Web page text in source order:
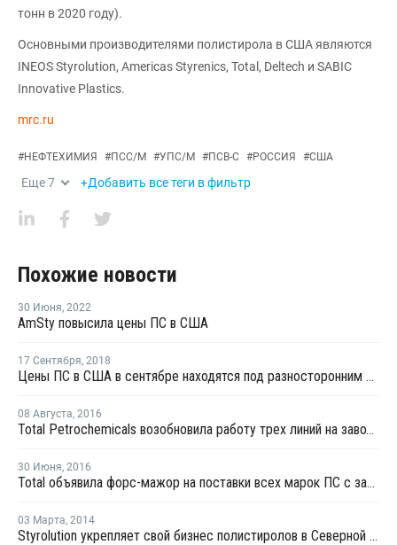
тонн в 2020 году).
Основными производителями полистирола в США являются
INEOS Styrolution, Americas Styrenics, Total, Deltech и SABIC
Innovative Plastics.
mrc.ru
#НЕФТЕХИМИЯ #ПСС/М #УПС/М #ПСВ-С #РОССИЯ #США
Еще7 +Добавить все теги в фильтр
Похожие новости
30 Июня, 2022
AmSty повысила цены ПС в США
17 Сентября, 2018
Цены ПС в США в сентябре находятся под разносторонним давлением
08 Августа, 2016
Total Petrochemicals возобновила работу трех линий на заводе ПС в Луизиане
30 Июня, 2016
Total объявила форс-мажор на поставки всех марок ПС с завода в Луизиане
03 Марта, 2014
Styrolution укрепляет свой бизнес полистиролов в Северной Америке